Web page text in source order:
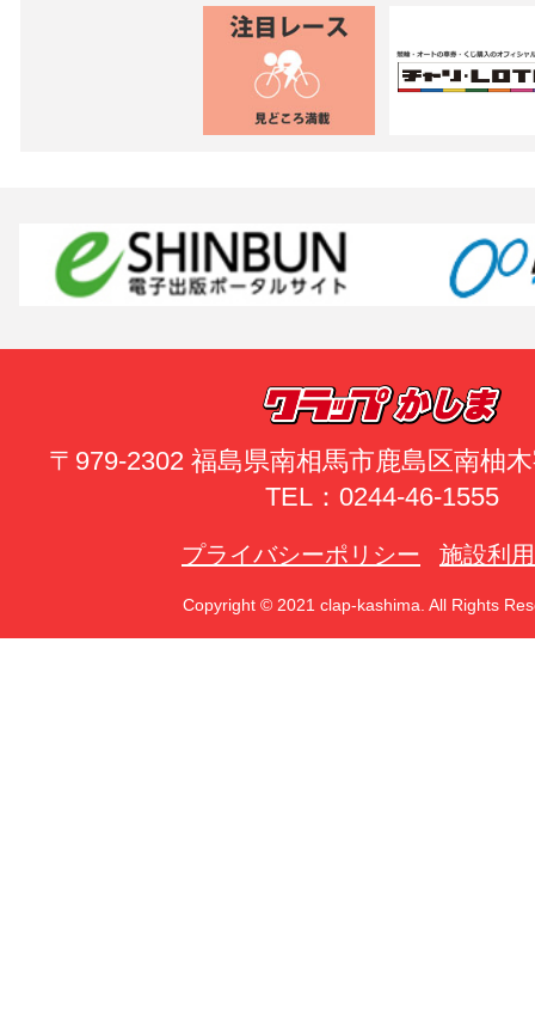
〒979-2302 福島県南相馬市鹿島区南柚
TEL：0244-46-1555
プライバシーポリシー 施設利
Copyright © 2021 clap-kashima. All Rights